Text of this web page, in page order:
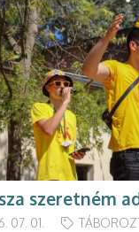
szeretném
07. 01.